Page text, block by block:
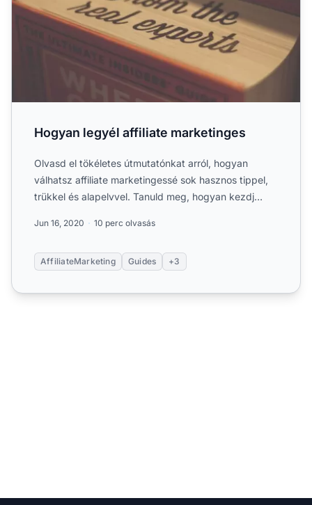
Hogyan legyél affiliate marketinges
Olvasd el tökéletes útmutatónkat arról, hogyan
válhatsz affiliate marketingessé sok hasznos tippel,
trükkel és alapelvvel. Tanuld meg, hogyan kezdj
Jun 16, 2020 10 perc olvasás
AffiliateMarketing Guides +3